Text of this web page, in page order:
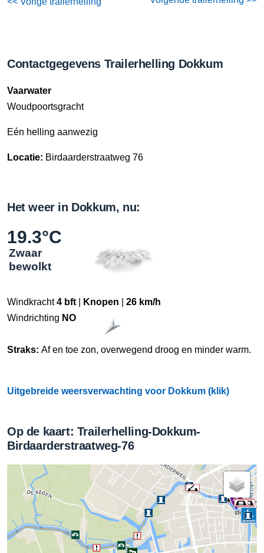
Contactgegevens Trailerhelling Dokkum
Vaarwater
Woudpoortsgracht
Eén helling aanwezig
Locatie: Birdaarderstraatweg 76
Het weer in Dokkum, nu:
19.3°C
Zwaar
bewolkt
Windkracht4 bft Knopen
26 km/h
Windrichting NO
Straks: Af en toe zon, overwegend droog en minder warm.
Uitgebreide weersverwachting voor Dokkum (klik)
Op de kaart: Trailerhelling-Dokkum-
Birdaarderstraatweg-76